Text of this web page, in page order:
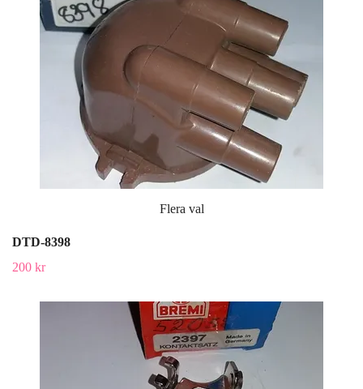
Flera val
DTD-8398
200 kr